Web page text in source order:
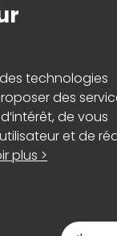
technologies
des
de vous
et de
plus >